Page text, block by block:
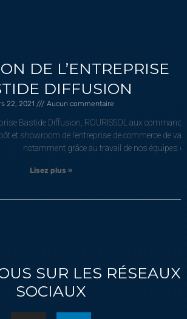
DE L’ENTREPRISE
DIFFUSION
22, 2021 Aucun commentaire
Bastide Diffusion, ROURISSOL aux
et showroom de l’entreprise de commerce de
notamment grâce au travail de nos équipes
Lisez plus »
SUR LES RÉSEAUX
SOCIAUX